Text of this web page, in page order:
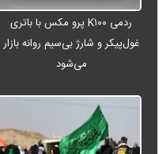
ردمی K۱۰۰ پرو مکس با باتری
غول‌پیکر و شارژ بی‌سیم روانه بازار
می‌شود